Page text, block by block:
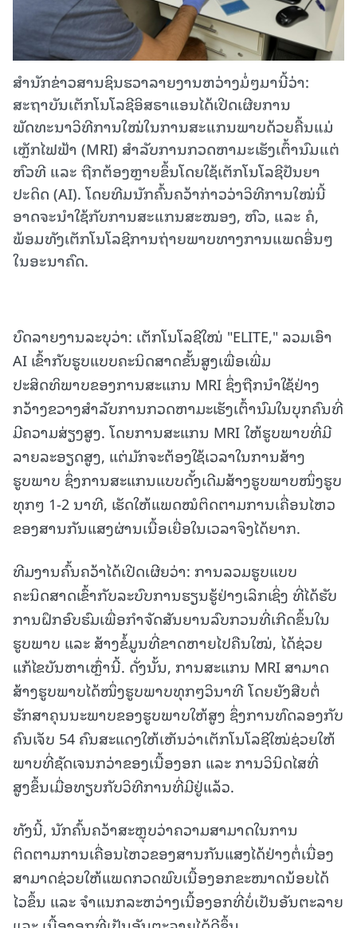
ສຳນັກຂ່າວສານຊິນຮວາລາຍງານຫວ່າງມໍ່ໆມານີ້ວ່າ:
ສະຖາບັນເຕັກໂນໂລຊີອິສຣາແອນໄດ້ເປີດເຜີຍການ
ພັດທະນາວິທີການໃໝ່ໃນການສະແກນພາບດ້ວຍຄື້ນແມ່
ເຫຼັກໄຟຟ້າ (MRI) ສຳລັບການກວດຫາມະເຮັງເຕົ້ານົມແຕ່
ຫົວທີ ແລະ ຖືກຕ້ອງຫຼາຍຂຶ້ນໂດຍໃຊ້ເຕັກໂນໂລຊີປັນຍາ
ປະດິດ (AI). ໂດຍທີມນັກຄົ້ນຄວ້າກ່າວວ່າວິທີການໃໝ່ນີ້
ອາດຈະນຳໃຊ້ກັບການສະແກນສະໝອງ, ຫົວ, ແລະ ຄໍ,
ພ້ອມທັງເຕັກໂນໂລຊີການຖ່າຍພາບທາງການແພດອື່ນໆ
ໃນອະນາຄົດ.
ບົດລາຍງານລະບຸວ່າ: ເຕັກໂນໂລຊີໃໝ່ "ELITE," ລວມເອົາ
AI ເຂົ້າກັບຮູບແບບຄະນິດສາດຂັ້ນສູງເພື່ອເພີ່ມ
ປະສິດທິພາບຂອງການສະແກນ MRI ຊຶ່ງຖືກນຳໃຊ້ຢ່າງ
ກວ້າງຂວາງສຳລັບການກວດຫາມະເຮັງເຕົ້ານົມໃນບຸກຄົນທີ່
ມີຄວາມສ່ຽງສູງ. ໂດຍການສະແກນ MRI ໃຫ້ຮູບພາບທີ່ມີ
ລາຍລະອຽດສູງ, ແຕ່ມັກຈະຕ້ອງໃຊ້ເວລາໃນການສ້າງ
ຮູບພາບ ຊຶ່ງການສະແກນແບບດັ້ງເດີມສ້າງຮູບພາບໜຶ່ງຮູບ
ທຸກໆ 1-2 ນາທີ, ເຮັດໃຫ້ແພດໝໍຕິດຕາມການເຄື່ອນໄຫວ
ຂອງສານກັນແສງຜ່ານເນື້ອເຍື່ອໃນເວລາຈິງໄດ້ຍາກ.
ທີມງານຄົ້ນຄວ້າໄດ້ເປີດເຜີຍວ່າ: ການລວມຮູບແບບ
ຄະນິດສາດເຂົ້າກັບລະບົບການຮຽນຮູ້ຢ່າງເລິກເຊິ່ງ ທີ່ໄດ້ຮັບ
ການຝຶກອົບຮົມເພື່ອກຳຈັດສັນຍານລົບກວນທີ່ເກີດຂຶ້ນໃນ
ຮູບພາບ ແລະ ສ້າງຂໍ້ມູນທີ່ຂາດຫາຍໄປຄືນໃໝ່, ໄດ້ຊ່ວຍ
ແກ້ໄຂບັນຫາເຫຼົ່ານີ້. ດັ່ງນັ້ນ, ການສະແກນ MRI ສາມາດ
ສ້າງຮູບພາບໄດ້ໜຶ່ງຮູບພາບທຸກໆວິນາທີ ໂດຍຍັງສືບຕໍ່
ຮັກສາຄຸນນະພາບຂອງຮູບພາບໃຫ້ສູງ ຊຶ່ງການທົດລອງກັບ
ຄົນເຈັບ 54 ຄົນສະແດງໃຫ້ເຫັນວ່າເຕັກໂນໂລຊີໃໝ່ຊ່ວຍໃຫ້
ພາບທີ່ຊັດເຈນກວ່າຂອງເນື້ອງອກ ແລະ ການວິນິດໄສທີ່
ສູງຂຶ້ນເມື່ອທຽບກັບວິທີການທີ່ມີຢູ່ແລ້ວ.
ທັງນີ້, ນັກຄົ້ນຄວ້າສະຫຼຸບວ່າຄວາມສາມາດໃນການ
ຕິດຕາມການເຄື່ອນໄຫວຂອງສານກັນແສງໄດ້ຢ່າງຕໍ່ເນື່ອງ
ສາມາດຊ່ວຍໃຫ້ແພດກວດພົບເນື້ອງອກຂະໜາດນ້ອຍໄດ້
ໄວຂຶ້ນ ແລະ ຈຳແນກລະຫວ່າງເນື້ອງອກທີ່ບໍ່ເປັນອັນຕະລາຍ